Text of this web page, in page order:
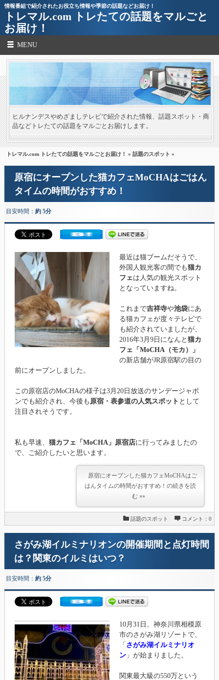
情報番組で紹介されたお役立ち情報や季節の話題などお届け！
トレマル.com トレたての話題をマルごと
お届け！
MENU
ヒルナンデスやめざましテレビで紹介された情報、話題スポット・商
品などトレたての話題をマルごとお届けします。
トレマル.com トレたての話題をマルごとお届け！ »話題のスポット »
原宿にオープンした猫カフェMoCHAはごはん
タイムの時間がおすすめ！
目安時間： 約 5分
最近は猫ブームだそうで、
外国人観光客の間でも猫カ
フェは人気の観光スポット
となっていますね。
これまで吉祥寺や池袋にあ
る猫カフェが度々テレビで
も紹介されていましたが、
2016年3月9日になんと 猫カ
フェ「MoCHA（モカ）」
の新店舗がJR原宿駅の目の
前にオープンしました。
この原宿店のMoCHAの様子は3月20日放送のサンデージャポ
ンでも紹介され、今後も 原宿・表参道の人気スポット として
注目されそうです。
私も早速、 猫カフェ「MoCHA」原宿店に行ってみましたの
で、ご紹介したいと思います。
原宿にオープンした猫カフェMoCHAはご
はんタイムの時間がおすすめ！の続きを読
む »»
話題のスポット コメント：0
さがみ湖イルミナリオンの開催期間と点灯時間
は？関東のイルミはいつ？
目安時間： 約 5分
10月31日、神奈川県相模原
市のさがみ湖リゾートで、
「 さがみ湖イルミナリオ
ン 」が始まりました。
関東最大級の550万という